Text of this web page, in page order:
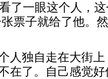
了一眼这个人，
张票子就给了他。
人独自走在大街
在了。自己感觉